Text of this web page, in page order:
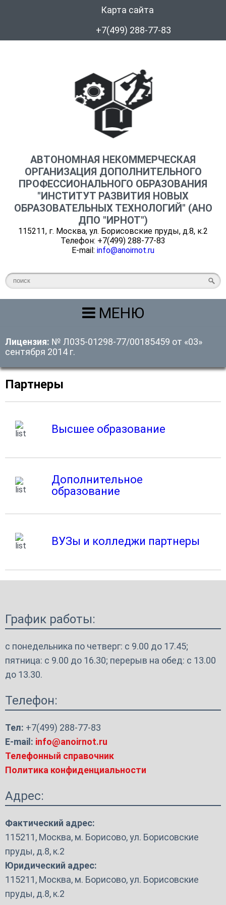
Карта сайта
+7(499) 288-77-83
АВТОНОМНАЯ НЕКОММЕРЧЕСКАЯ
ОРГАНИЗАЦИЯ ДОПОЛНИТЕЛЬНОГО
ПРОФЕССИОНАЛЬНОГО ОБРАЗОВАНИЯ
"ИНСТИТУТ РАЗВИТИЯ НОВЫХ
ОБРАЗОВАТЕЛЬНЫХ ТЕХНОЛОГИЙ" (АНО
ДПО "ИРНОТ")
115211, г. Москва, ул. Борисовские пруды, д.8, к.2
Телефон: +7(499) 288-77-83
E-mail: info@anoirnot.ru
МЕНЮ
Лицензия: № Л035-01298-77/00185459 от «03»
сентября 2014 г.
Партнеры
Высшее образование
Дополнительное
образование
ВУЗы и колледжи партнеры
График работы:
с понедельника по четверг: с 9.00 до 17.45;
пятница: с 9.00 до 16.30; перерыв на обед: с 13.00
до 13.30.
Телефон:
Тел: +7(499) 288-77-83
E-mail: info@anoirnot.ru
Телефонный справочник
Политика конфиденциальности
Адрес:
Фактический адрес:
115211, Москва, м. Борисово, ул. Борисовские
пруды, д.8, к.2
Юридический адрес:
115211, Москва, м. Борисово, ул. Борисовские
пруды, д.8, к.2